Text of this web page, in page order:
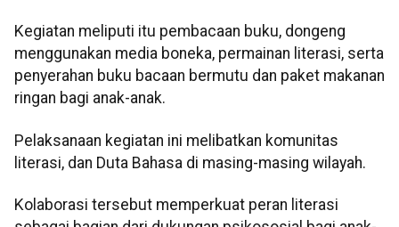
Kegiatan meliputi itu pembacaan buku, dongeng
menggunakan media boneka, permainan literasi, serta
penyerahan buku bacaan bermutu dan paket makanan
ringan bagi anak-anak.
Pelaksanaan kegiatan ini melibatkan komunitas
literasi, dan Duta Bahasa di masing-masing wilayah.
Kolaborasi tersebut memperkuat peran literasi